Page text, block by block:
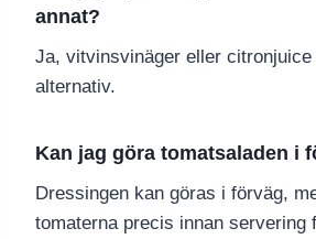
annat?
Ja, vitvinsvinäger eller citronjuice
alternativ.
Kan jag göra tomatsaladen i
Dressingen kan göras i förväg,
tomaterna precis innan servering